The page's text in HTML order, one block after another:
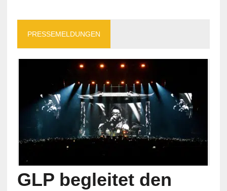
PRESSEMELDUNGEN
GLP begleitet den